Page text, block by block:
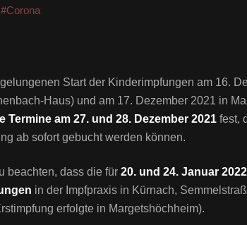
#Corona
Start der Kinderimpfungen am 16.
Haus) und am 17. Dezember 2021 in
Termine am 27. und 28. Dezember 2021 fest,
ab sofort gebucht werden können.
beachten, dass die für 20. und 24. Januar
in der Impfpraxis in Kürnach,
erfolgte in Margetshöchheim).